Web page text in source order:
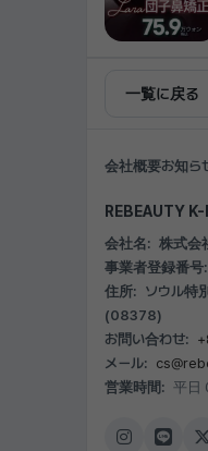
一覧に戻る
会社概要お知ら
REBEAUTY
会社名: 株式会
事業者登録番号:
住所: ソウル特
(08378)
お問い合わせ:
メール:
営業時間: 平日